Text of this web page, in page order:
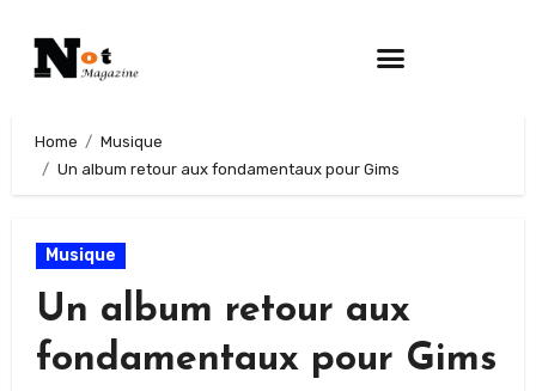
Home
Musique
Un album retour aux fondamentaux pour Gims
Musique
Un album retour aux
fondamentaux pour Gims